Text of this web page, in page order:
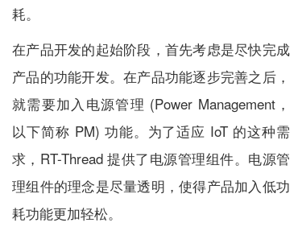
耗。
在产品开发的起始阶段，首先考虑是尽快完成
产品的功能开发。在产品功能逐步完善之后，
就需要加入电源管理 (Power Management，
以下简称 PM) 功能。为了适应 IoT 的这种需
求，RT-Thread 提供了电源管理组件。电源管
理组件的理念是尽量透明，使得产品加入低功
耗功能更加轻松。